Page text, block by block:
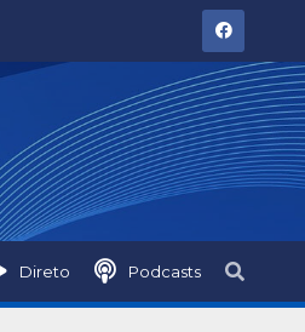
Direto Podcasts